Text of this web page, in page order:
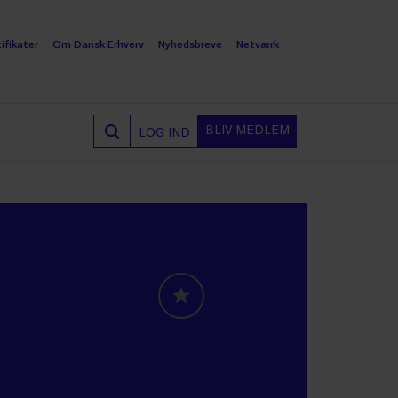
Om Dansk Erhverv Nyhedsbreve Netværk
LOG IND BLIV MEDLEM
GLOBALLABELS::FAVORITE